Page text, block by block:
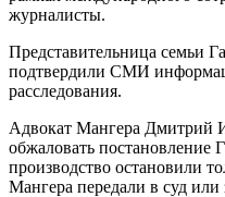
журналисты.
Представительница семьи
подтвердили СМИ
расследования.
Адвокат Мангера Дмитрий
обжаловать постановление
производство остановили
Мангера передали в суд или